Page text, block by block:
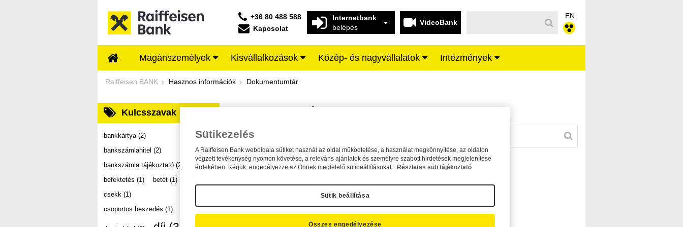
+36 80 488 588
Kapcsolat
Internetbank
belépés
VideoBank
EN
Magánszemélyek Kisvállalkozások Közép- és nagyvállalatok Intézmények
Dokumentumtár - Raiffeisen BANK
Raiffeisen BANK Hasznos információk Dokumentumtár
Kulcsszavak
bankkártya (2)
bankszámlahitel (2)
bankszámla tájékoztató (2)
befektetés (1) betét (1)
csekk (1)
csoportos beszedés (1)
A dokumentum kereséséhez kérjük, írja be a keresőszót a mezőbe.
Sütikezelés
A Raiffeisen Bank weboldala sütiket használ az oldal működtetése, a használat megkönnyítése, az oldalon
végzett tevékenység nyomon követése, a releváns ajánlatok és személyre szabott hirdetések megjelenítése
érdekében. Kérjük, engedélyezze az Önnek megfelelő sütibeállításokat.
Részletes süti tájékoztató
Sütik beállítása
Összes engedélyezése